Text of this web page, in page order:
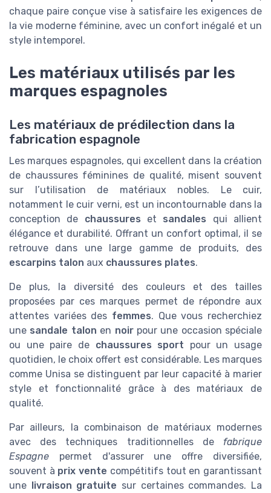
chaque paire conçue vise à satisfaire les exigences de
la vie moderne féminine, avec un confort inégalé et un
style intemporel.
Les matériaux utilisés par les
marques espagnoles
Les matériaux de prédilection dans la
fabrication espagnole
Les marques espagnoles, qui excellent dans la création
de chaussures féminines de qualité, misent souvent
sur l’utilisation de matériaux nobles. Le cuir,
notamment le cuir verni, est un incontournable dans la
conception de chaussures et sandales qui allient
élégance et durabilité. Offrant un confort optimal, il se
retrouve dans une large gamme de produits, des
escarpins talon aux chaussures plates.
De plus, la diversité des couleurs et des tailles
proposées par ces marques permet de répondre aux
attentes variées des femmes. Que vous recherchiez
une sandale talon en noirpour une occasion spéciale
ou une paire de chaussures sport pour un usage
quotidien, le choix offert est considérable. Les marques
comme Unisa se distinguent par leur capacité à marier
style et fonctionnalité grâce à des matériaux de
qualité.
Par ailleurs, la combinaison de matériaux modernes
avec des techniques traditionnelles de fabrique
Espagne permet d'assurer une offre diversifiée,
souvent à prix vente compétitifs tout en garantissant
une livraison gratuite sur certaines commandes. La